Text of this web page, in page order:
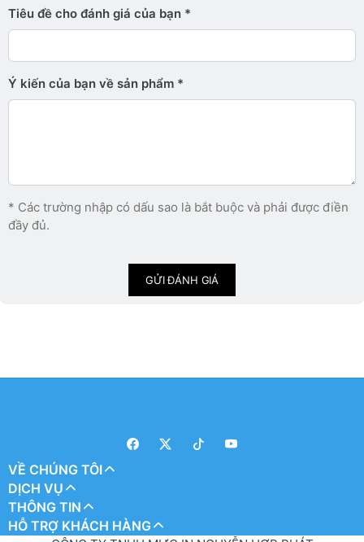
Tiêu đề cho đánh giá của bạn
Ý kiến ​​của bạn về sản phẩm
* Các trường nhập có dấu sao là bắt buộc và phải được điền
đầy đủ.
GỬI ĐÁNH GIÁ
VỀ CHÚNG TÔI
DỊCH VỤ
THÔNG TIN
HỖ TRỢ KHÁCH HÀNG